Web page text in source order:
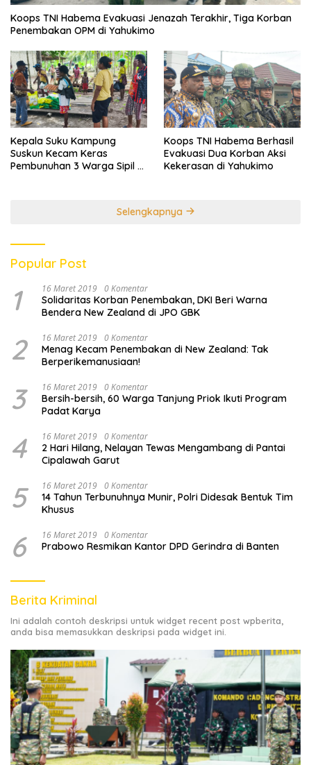
Koops TNI Habema Evakuasi Jenazah Terakhir, Tiga Korban
Penembakan OPM di Yahukimo
Kepala Suku Kampung
Suskun Kecam Keras
Pembunuhan 3 Warga Sipil di
Koops TNI Habema Berhasil
Evakuasi Dua Korban Aksi
Kekerasan di Yahukimo
Selengkapnya
Popular Post
1 16 Maret 2019 0 Komentar
Solidaritas Korban Penembakan, DKI Beri Warna
Bendera New Zealand di JPO GBK
2 16 Maret 2019 0 Komentar
Menag Kecam Penembakan di New Zealand: Tak
Berperikemanusiaan!
3 16 Maret 2019 0 Komentar
Bersih-bersih, 60 Warga Tanjung Priok Ikuti Program
Padat Karya
4 16 Maret 2019 0 Komentar
2 Hari Hilang, Nelayan Tewas Mengambang di Pantai
Cipalawah Garut
5 16 Maret 2019 0 Komentar
14 Tahun Terbunuhnya Munir, Polri Didesak Bentuk Tim
Khusus
6 16 Maret 2019 0 Komentar
Prabowo Resmikan Kantor DPD Gerindra di Banten
Berita Kriminal
Ini adalah contoh deskripsi untuk widget recent post wpberita,
anda bisa memasukkan deskripsi pada widget ini.